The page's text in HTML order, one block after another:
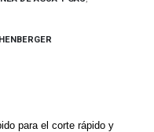
para el corte rápido y